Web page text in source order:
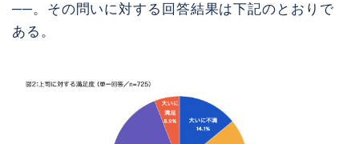
──。その問いに対する回答結果は下記のとおりで
ある。